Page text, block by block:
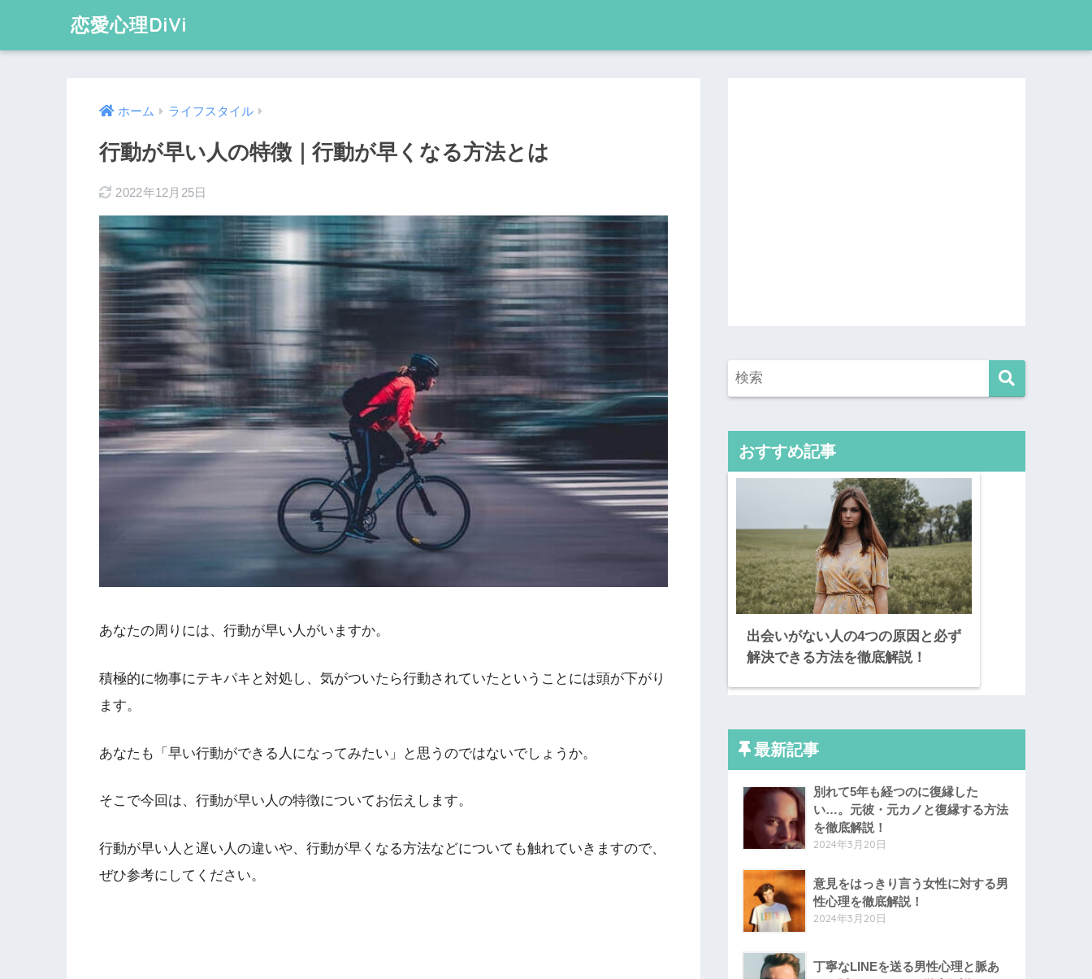
恋愛心理DiVi
ホーム ライフスタイル
行動が早い人の特徴｜行動が早くなる方法とは
2022年12月25日
あなたの周りには、行動が早い人がいますか。
積極的に物事にテキパキと対処し、気がついたら行動されていたということには頭が下がり
ます。
あなたも「早い行動ができる人になってみたい」と思うのではないでしょうか。
そこで今回は、行動が早い人の特徴についてお伝えします。
行動が早い人と遅い人の違いや、行動が早くなる方法などについても触れていきますので、
ぜひ参考にしてください。
おすすめ記事
出会いがない人の4つの原因と必ず
解決できる方法を徹底解説！
最新記事
別れて5年も経つのに復縁した
い…。元彼・元カノと復縁する方法
を徹底解説！
2024年3月20日
意見をはっきり言う女性に対する男
性心理を徹底解説！
2024年3月20日
丁寧なLINEを送る男性心理と脈あ